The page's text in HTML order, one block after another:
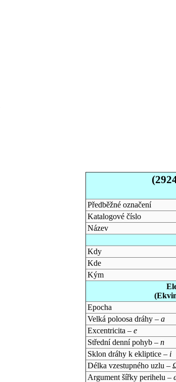
Předběžné označení
Katalogové číslo
Název
Kdy
Kde
Kým
Epocha
Velká poloosa dráhy – a
Excentricita – e
Střední denní pohyb – n
Sklon dráhy k ekliptice – i
Délka vzestupného uzlu –
Argument šířky perihelu –